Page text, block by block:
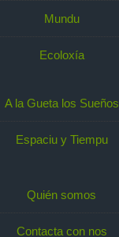
Mundu
Ecoloxía
A la Gueta los Sueños
Espaciu y Tiempu
Quién somos
Contacta con nos